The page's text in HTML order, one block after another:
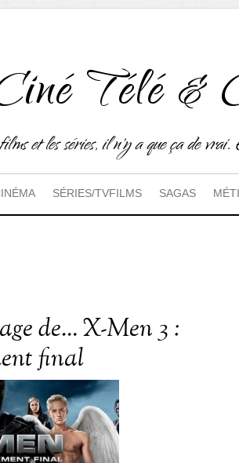
Télé &
et les séries, il n'y a que ça de
SÉRIES/TVFILMS SAGAS
de… X-Men 3 :
final